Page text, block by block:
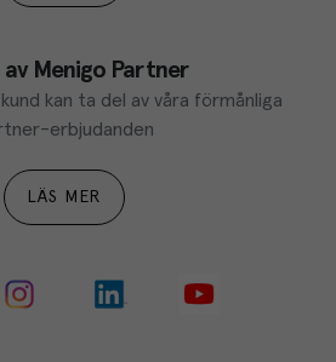
av Menigo Partner
kan ta del av våra förmånliga
erbjudanden
LÄS MER